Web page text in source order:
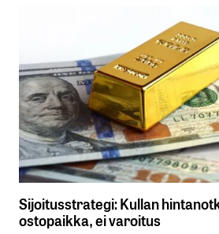
Sijoitusstrategi: Kullan
ostopaikka, ei varoitus